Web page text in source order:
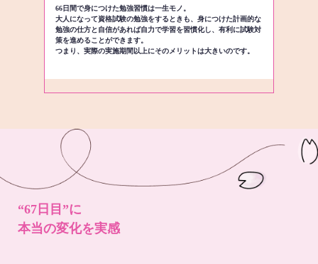
66日間で身につけた勉強習慣は一生モノ。
大人になって資格試験の勉強をするときも、身につけた計画的な
勉強の仕方と自信があれば自力で学習を習慣化し、有利に試験対
策を進めることができます。
つまり、実際の実施期間以上にそのメリットは大きいのです。
“67日目”に
本当の変化を実感